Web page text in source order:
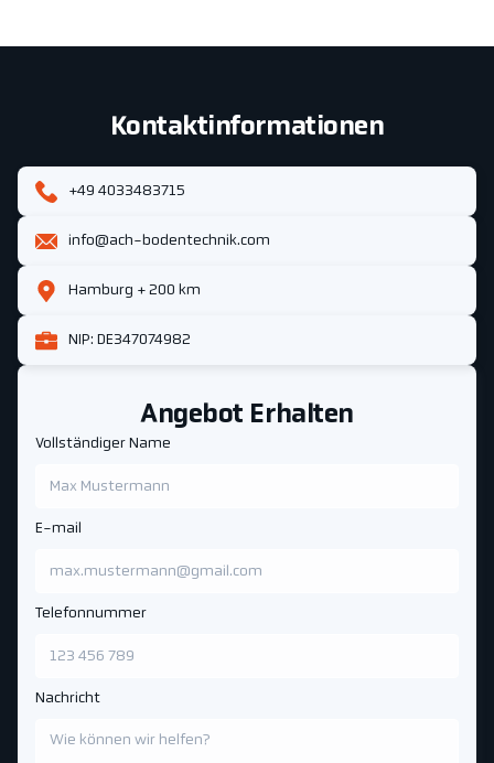
Angebot Erhalten
Vollständiger Name
E-mail
Telefonnummer
Nachricht
Kontaktinformationen
+49 4033483715
info@ach-bodentechnik.com
Hamburg + 200 km
NIP: DE347074982